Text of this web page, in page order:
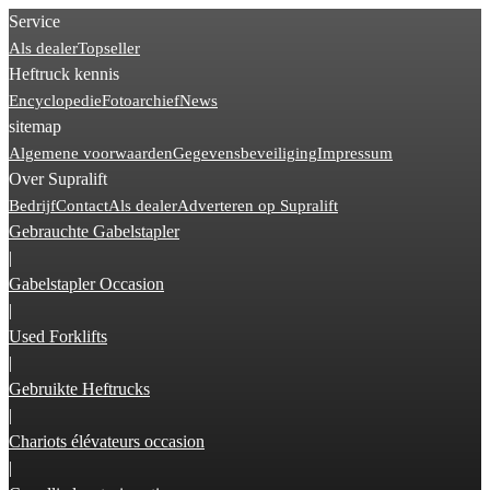
Service
Als dealerTopseller
Heftruck kennis
EncyclopedieFotoarchiefNews
sitemap
Algemene voorwaardenGegevensbeveiligingImpressum
Over Supralift
BedrijfContactAls dealerAdverteren op Supralift
Gebrauchte Gabelstapler
|
Gabelstapler Occasion
|
Used Forklifts
|
Gebruikte Heftrucks
|
Chariots élévateurs occasion
|